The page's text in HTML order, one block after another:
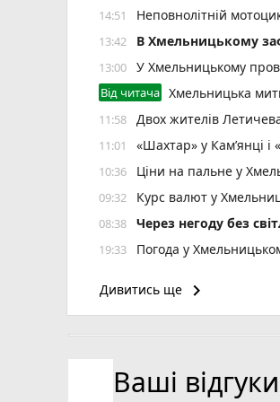
14:51 Неповнолітній
13:42 В Хмельницькому
13:00 У Хмельницькому
Від читача Хмельницька
11:58 Двох жителів
11:01 «Шахтар» у Камʼянці
10:36 Ціни на пальне у
09:32 Курс валют у
08:38 Через негоду без
19:33 Погода у
17:36 Депутатку
Дивитись ще keyboard_arrow_right
Ваші